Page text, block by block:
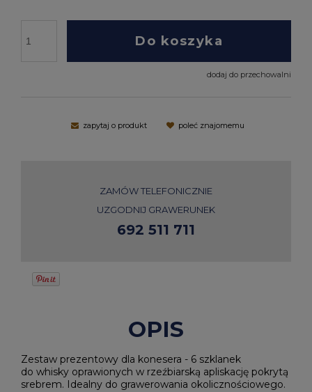
Do koszyka
dodaj do przechowalni
zapytaj o produkt poleć znajomemu
ZAMÓW TELEFONICZNIE
UZGODNIJ GRAWERUNEK
692 511 711
OPIS
Zestaw prezentowy dla konesera - 6 szklanek
do whisky oprawionych w rzeźbiarską apliskację pokrytą
srebrem. Idealny do grawerowania okolicznościowego.